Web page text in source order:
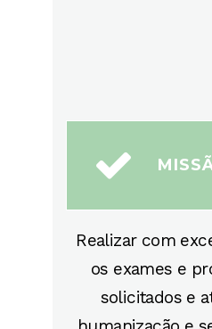
Realizar com
os exames e
solicitados e